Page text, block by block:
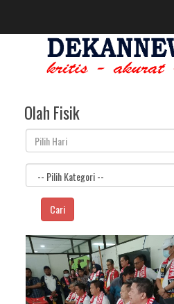
Olah Fisik
Cari